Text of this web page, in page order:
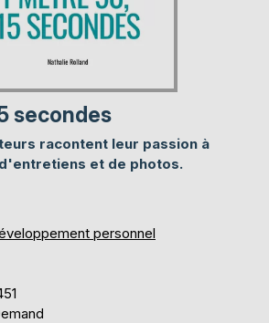
secondes
racontent leur passion à
et de photos.
personnel